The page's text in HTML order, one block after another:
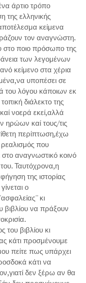
άρτιο τρόπο
της ελληνικής
κείμενα
τον αναγνώστη.
στο ποιο πρόσωπο της
των λεγομένων
κείμενο στα χέρια
υποπέσει σε
του λόγου κάποιων εκ
διάλεκτο της
νοερά εκεί,αλλά
ηρώων καί τους/τις
περίπτωση,έχω
που
αναγνωστικό κοινό
Ταυτόχρονα,η
της ιστορίας
ο
κι
να πράξουν
του βιβλίου κι
κάτι προσμένουμε
πείτε πως υπάρχει
κάτι να
δεν ξέρω αν θα